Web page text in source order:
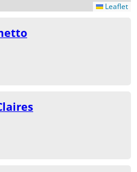
Leaflet